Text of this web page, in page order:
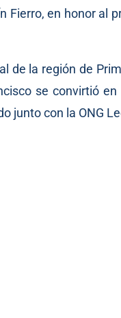
Fierro, en honor al
de la región de
se convirtió
junto con la ONG